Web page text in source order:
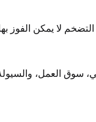
لا يمكن الفوز